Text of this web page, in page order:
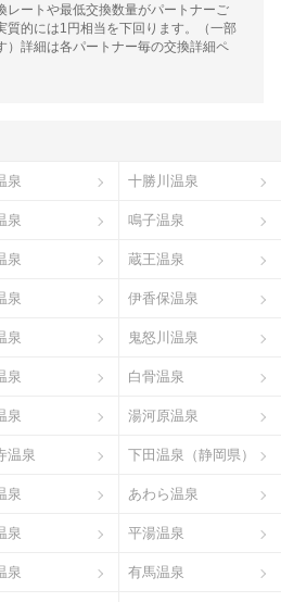
レートや最低交換数量がパートナーご
質的には1円相当を下回ります。（一部
）詳細は各パートナー毎の交換詳細ペ
泉 十勝川温泉
泉 鳴子温泉
泉 蔵王温泉
泉 伊香保温泉
泉 鬼怒川温泉
泉 白骨温泉
泉 湯河原温泉
温泉 下田温泉（静岡県）
泉 あわら温泉
泉 平湯温泉
泉 有馬温泉